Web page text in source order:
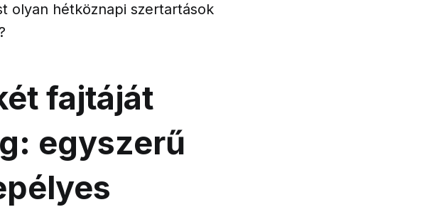
olyan hétköznapi szertartások
fajtáját
egyszerű